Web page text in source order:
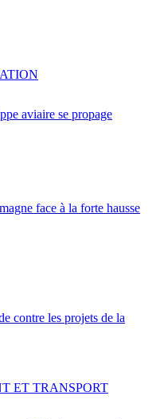
aviaire se propage
face à la forte hausse
contre les projets de la
ET TRANSPORT